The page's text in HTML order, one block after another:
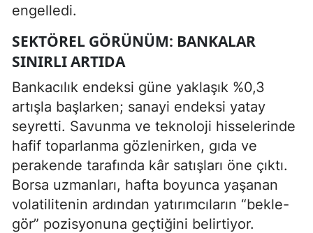
engelledi.
SEKTÖREL GÖRÜNÜM: BANKALAR
SINIRLI ARTIDA
Bankacılık endeksi güne yaklaşık %0,3
artışla başlarken; sanayi endeksi yatay
seyretti. Savunma ve teknoloji hisselerinde
hafif toparlanma gözlenirken, gıda ve
perakende tarafında kâr satışları öne çıktı.
Borsa uzmanları, hafta boyunca yaşanan
volatilitenin ardından yatırımcıların “bekle-
gör” pozisyonuna geçtiğini belirtiyor.